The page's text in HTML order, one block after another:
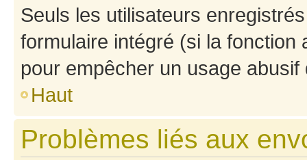
Seuls les utilisateurs
formulaire intégré (si la fonction
pour empêcher un usage
Haut
Problèmes liés aux